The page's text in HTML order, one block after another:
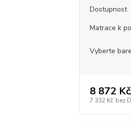
Dostupnost
Matrace k
Vyberte
8 872 Kč
7 332 Kč bez